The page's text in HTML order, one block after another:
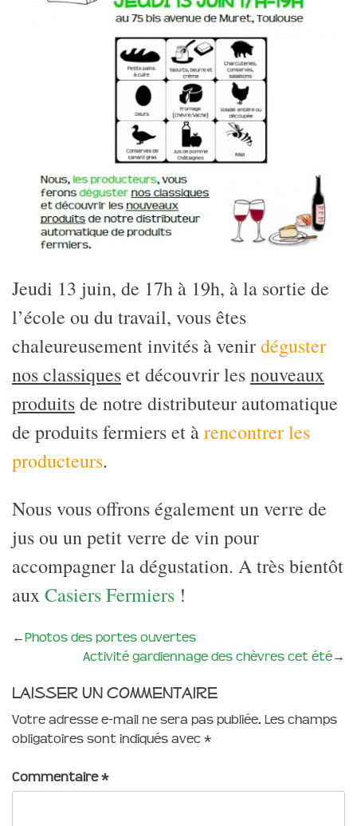
Jeudi 13 juin, de 17h à 19h, à la sortie de
l’école ou du travail, vous êtes
chaleureusement invités à venirdéguster
nos classiqueset découvrir lesnouveaux
produitsde notre distributeur automatique
de produits fermiers et àrencontrer les
producteurs.
Nous vous offrons également un verre de
jus ou un petit verre de vin pour
accompagner la dégustation. A très bientôt
auxCasiers Fermiers !
←Photos des portes ouvertes
Activité gardiennage des chèvres cet été→
Laisser un commentaire
Votre adresse e-mail ne sera pas publiée. Les champs
obligatoires sont indiqués avec *
Commentaire*